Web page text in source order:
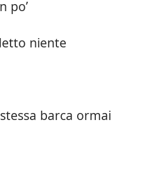
po’
niente
barca ormai